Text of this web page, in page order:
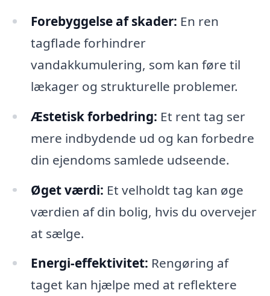
Forebyggelse af skader: En ren
tagflade forhindrer
vandakkumulering, som kan føre til
lækager og strukturelle problemer.
Æstetisk forbedring: Et rent tag ser
mere indbydende ud og kan forbedre
din ejendoms samlede udseende.
Øget værdi: Et velholdt tag kan øge
værdien af din bolig, hvis du overvejer
at sælge.
Energi-effektivitet: Rengøring af
taget kan hjælpe med at reflektere